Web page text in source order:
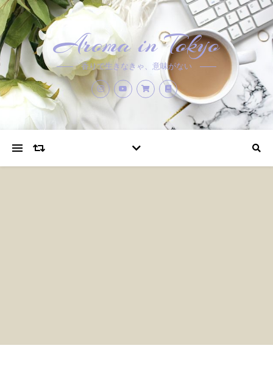
Aroma in Tokyo
香りで生きなきゃ、意味がない